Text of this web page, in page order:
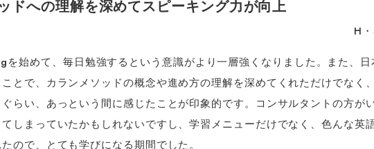
ドへの理解を深めてスピーキング力が向上
H
始めて、毎日勉強するという意識がより一層強くなりました。また、日
とで、カランメソッドの概念や進め方の理解を深めてくれただけでなく
らい、あっという間に感じたことが印象的です。コンサルタントの方が
しまっていたかもしれないですし、学習メニューだけでなく、色んな英
ので、とても学びになる期間でした。